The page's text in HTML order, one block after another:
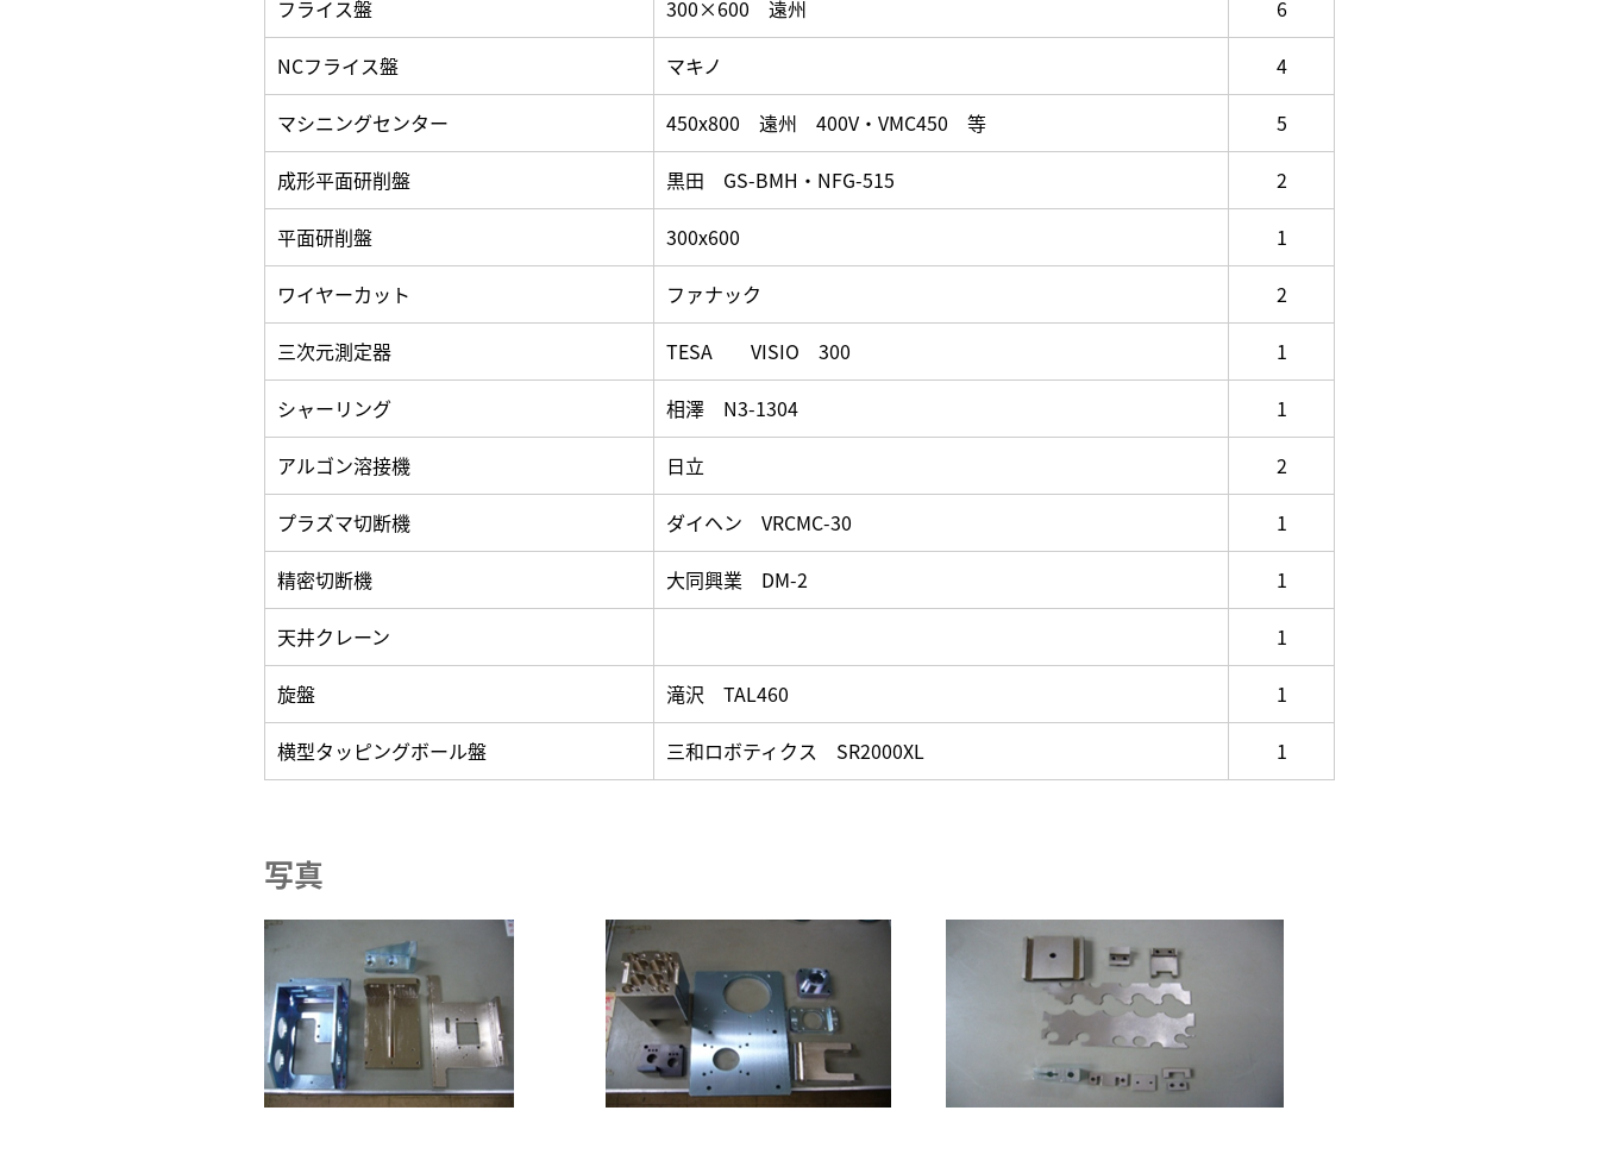
フライス盤
300×600 遠州
6
NCフライス盤
マキノ
4
マシニングセンター
450x800 遠州 400V・VMC450 等
5
成形平面研削盤
黒田 GS-BMH・NFG-515
2
平面研削盤
300x600
1
ワイヤーカット
ファナック
2
三次元測定器
TESA VISIO 300
1
シャーリング
相澤 N3-1304
1
アルゴン溶接機
日立
2
プラズマ切断機
ダイヘン VRCMC-30
1
精密切断機
大同興業 DM-2
1
天井クレーン
1
旋盤
滝沢 TAL460
1
横型タッピングボール盤
三和ロボティクス SR2000XL 1
写真